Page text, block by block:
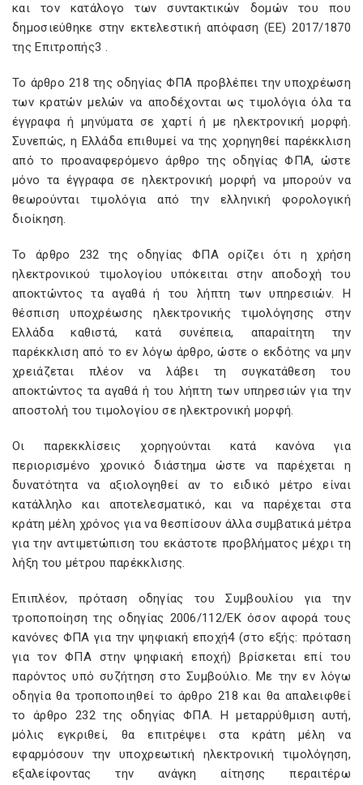
και τον κατάλογο των συντακτικών δομών του που
δημοσιεύθηκε στην εκτελεστική απόφαση (ΕΕ) 2017/1870
της Επιτροπής3 .
Το άρθρο 218 της οδηγίας ΦΠΑ προβλέπει την υποχρέωση
των κρατών μελών να αποδέχονται ως τιμολόγια όλα τα
έγγραφα ή μηνύματα σε χαρτί ή με ηλεκτρονική μορφή.
Συνεπώς, η Ελλάδα επιθυμεί να της χορηγηθεί παρέκκλιση
από το προαναφερόμενο άρθρο της οδηγίας ΦΠΑ, ώστε
μόνο τα έγγραφα σε ηλεκτρονική μορφή να μπορούν να
θεωρούνται τιμολόγια από την ελληνική φορολογική
διοίκηση.
Το άρθρο 232 της οδηγίας ΦΠΑ ορίζει ότι η χρήση
ηλεκτρονικού τιμολογίου υπόκειται στην αποδοχή του
αποκτώντος τα αγαθά ή του λήπτη των υπηρεσιών. Η
θέσπιση υποχρέωσης ηλεκτρονικής τιμολόγησης στην
Ελλάδα καθιστά, κατά συνέπεια, απαραίτητη την
παρέκκλιση από το εν λόγω άρθρο, ώστε ο εκδότης να μην
χρειάζεται πλέον να λάβει τη συγκατάθεση του
αποκτώντος τα αγαθά ή του λήπτη των υπηρεσιών για την
αποστολή του τιμολογίου σε ηλεκτρονική μορφή.
Οι παρεκκλίσεις χορηγούνται κατά κανόνα για
περιορισμένο χρονικό διάστημα ώστε να παρέχεται η
δυνατότητα να αξιολογηθεί αν το ειδικό μέτρο είναι
κατάλληλο και αποτελεσματικό, και να παρέχεται στα
κράτη μέλη χρόνος για να θεσπίσουν άλλα συμβατικά μέτρα
για την αντιμετώπιση του εκάστοτε προβλήματος μέχρι τη
λήξη του μέτρου παρέκκλισης.
Επιπλέον, πρόταση οδηγίας του Συμβουλίου για την
τροποποίηση της οδηγίας 2006/112/ΕΚ όσον αφορά τους
κανόνες ΦΠΑ για την ψηφιακή εποχή4 (στο εξής: πρόταση
για τον ΦΠΑ στην ψηφιακή εποχή) βρίσκεται επί του
παρόντος υπό συζήτηση στο Συμβούλιο. Με την εν λόγω
οδηγία θα τροποποιηθεί το άρθρο 218 και θα απαλειφθεί
το άρθρο 232 της οδηγίας ΦΠΑ. Η μεταρρύθμιση αυτή,
μόλις εγκριθεί, θα επιτρέψει στα κράτη μέλη να
εφαρμόσουν την υποχρεωτική ηλεκτρονική τιμολόγηση,
εξαλείφοντας την ανάγκη αίτησης περαιτέρω